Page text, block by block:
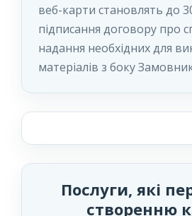
веб-карти становлять до
підписання договору про
надання необхідних для
матеріалів з боку
Послуги, які
створенню